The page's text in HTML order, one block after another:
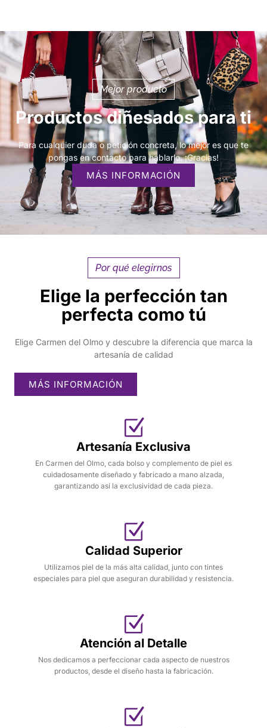
Mejor producto
Productos diñesados para ti
Para cualquier duda o petición concreta, lo mejor es que te
pongas en contacto para hablarlo. ¡Gracias!
MÁS INFORMACIÓN
Por qué elegirnos
Elige la perfección tan
perfecta como tú
Elige Carmen del Olmo y descubre la diferencia que marca la
artesanía de calidad
MÁS INFORMACIÓN
Artesanía Exclusiva
En Carmen del Olmo, cada bolso y complemento de piel es
cuidadosamente diseñado y fabricado a mano alzada,
garantizando así la exclusividad de cada pieza.
Calidad Superior
Utilizamos piel de la más alta calidad, junto con tintes
especiales para piel que aseguran durabilidad y resistencia.
Atención al Detalle
Nos dedicamos a perfeccionar cada aspecto de nuestros
productos, desde el diseño hasta la fabricación.